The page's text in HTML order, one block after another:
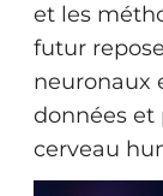
et les
futur
neuronaux
données et
cerveau